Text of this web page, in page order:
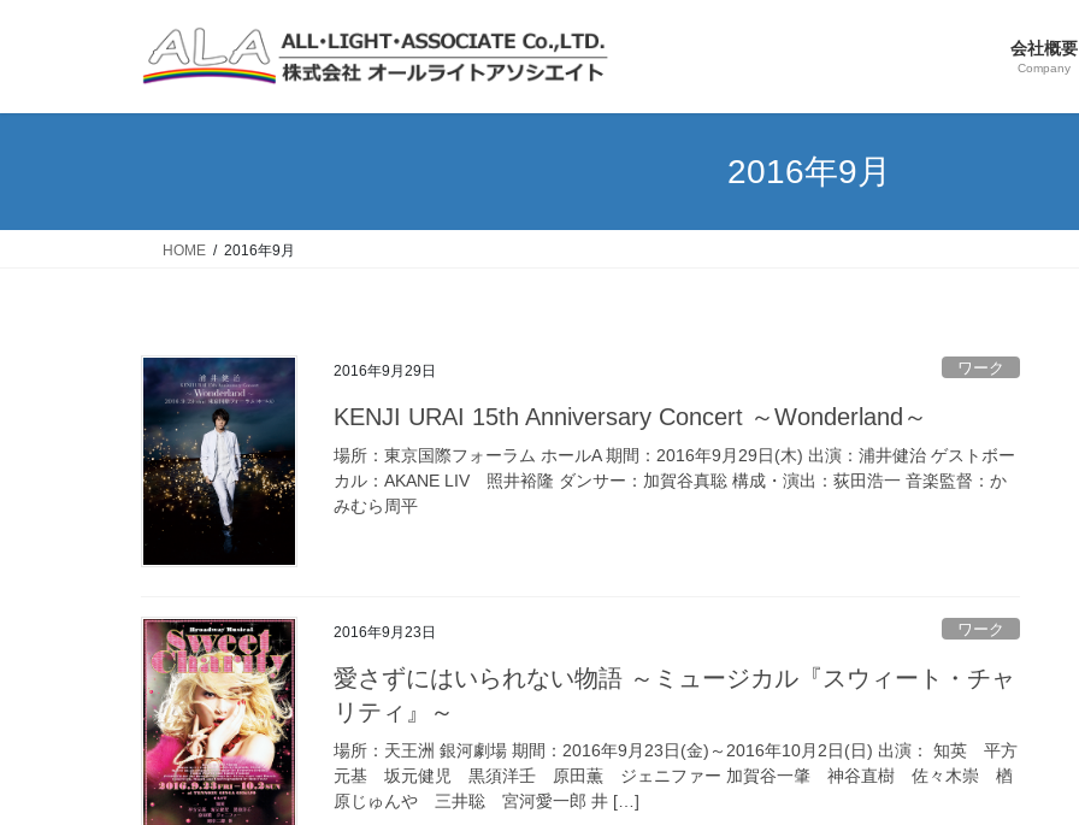
会社概要
Company
2016年9月
HOME 2016年9月
2016年9月29日 ワーク
KENJI URAI 15th Anniversary Concert ～Wonderland～
場所：東京国際フォーラム ホールA 期間：2016年9月29日(木) 出演：浦井健治 ゲストボー
カル：AKANE LIV 照井裕隆 ダンサー：加賀谷真聡 構成・演出：荻田浩一 音楽監督：か
みむら周平
2016年9月23日 ワーク
愛さずにはいられない物語 ～ミュージカル『スウィート・チャ
リティ』～
場所：天王洲 銀河劇場 期間：2016年9月23日(金)～2016年10月2日(日) 出演： 知英 平方
元基 坂元健児 黒須洋壬 原田薫 ジェニファー 加賀谷一肇 神谷直樹 佐々木崇 楢
原じゅんや 三井聡 宮河愛一郎 井 […]